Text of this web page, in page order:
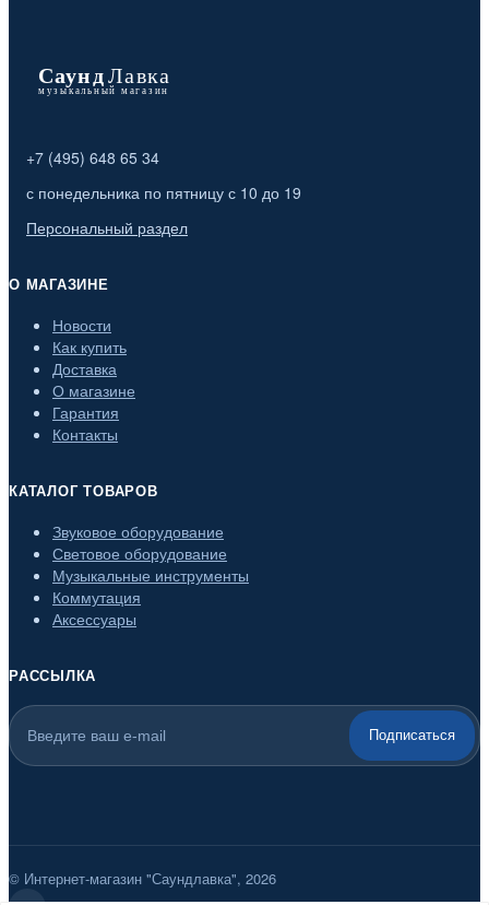
+7 (495) 648 65 34
с понедельника по пятницу с 10 до 19
Персональный раздел
О МАГАЗИНЕ
Новости
Как купить
Доставка
О магазине
Гарантия
Контакты
КАТАЛОГ ТОВАРОВ
Звуковое оборудование
Световое оборудование
Музыкальные инструменты
Коммутация
Аксессуары
РАССЫЛКА
Подписаться
© Интернет-магазин "Саундлавка", 2026